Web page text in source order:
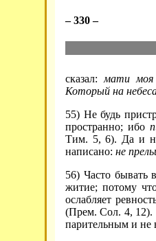
– 330 –
сказал: мати
Который на
55) Не будь
пространно; ибо
Тим. 5, 6). Да и
написано: не
56) Часто бывать
житие; потому
ослабляет
(Прем. Сол. 4, 12).
парительным и не